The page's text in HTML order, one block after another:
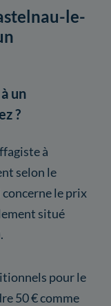
le-
un
?
à
selon le
le prix
situé
pour le
50 € comme